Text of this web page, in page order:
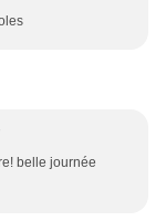
belle journée